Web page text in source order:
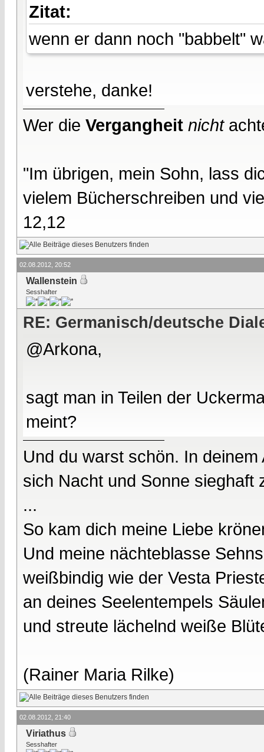
Zitat:
wenn er dann noch "babbelt"
verstehe, danke!
Wer die Vergangheit nicht
"Im übrigen, mein Sohn, lass
vielem Bücherschreiben und
12,12
02.08.2012, 20:52
Wallenstein
Sesshafter
RE: Germanisch/deutsche
@Arkona,
sagt man in Teilen der
meint?
Und du warst schön. In deinem
sich Nacht und Sonne sieghaft
...
So kam dich meine Liebe
Und meine nächteblasse
weißbindig wie der Vesta
an deines Seelentempels
und streute lächelnd weiße
(Rainer Maria Rilke)
02.08.2012, 21:40
Viriathus
Sesshafter